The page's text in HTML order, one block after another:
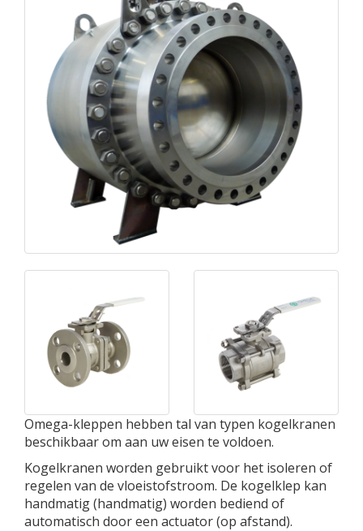
Omega-kleppen hebben tal van typen kogelkranen
beschikbaar om aan uw eisen te voldoen.
Kogelkranen worden gebruikt voor het isoleren of
regelen van de vloeistofstroom. De kogelklep kan
handmatig (handmatig) worden bediend of
automatisch door een actuator (op afstand).